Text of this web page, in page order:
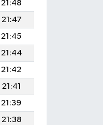
21:48
21:47
21:45
21:44
21:42
21:41
21:39
21:38